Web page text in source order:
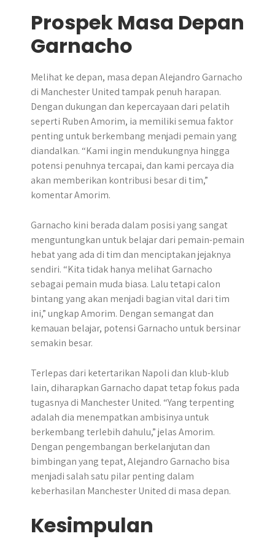
Prospek Masa Depan
Garnacho
Melihat ke depan, masa depan Alejandro Garnacho
di Manchester United tampak penuh harapan.
Dengan dukungan dan kepercayaan dari pelatih
seperti Ruben Amorim, ia memiliki semua faktor
penting untuk berkembang menjadi pemain yang
diandalkan. “Kami ingin mendukungnya hingga
potensi penuhnya tercapai, dan kami percaya dia
akan memberikan kontribusi besar di tim,”
komentar Amorim.
Garnacho kini berada dalam posisi yang sangat
menguntungkan untuk belajar dari pemain-pemain
hebat yang ada di tim dan menciptakan jejaknya
sendiri. “Kita tidak hanya melihat Garnacho
sebagai pemain muda biasa. Lalu tetapi calon
bintang yang akan menjadi bagian vital dari tim
ini,” ungkap Amorim. Dengan semangat dan
kemauan belajar, potensi Garnacho untuk bersinar
semakin besar.
Terlepas dari ketertarikan Napoli dan klub-klub
lain, diharapkan Garnacho dapat tetap fokus pada
tugasnya di Manchester United. “Yang terpenting
adalah dia menempatkan ambisinya untuk
berkembang terlebih dahulu,” jelas Amorim.
Dengan pengembangan berkelanjutan dan
bimbingan yang tepat, Alejandro Garnacho bisa
menjadi salah satu pilar penting dalam
keberhasilan Manchester United di masa depan.
Kesimpulan